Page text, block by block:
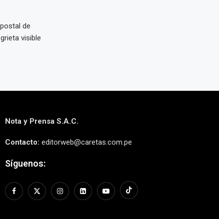
de
visible
Nota y Prensa S.A.C.
Contacto: editorweb@caretas.com.pe
Síguenos: